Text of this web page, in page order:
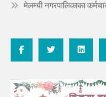
मेलम्ची नगरपालिकाका